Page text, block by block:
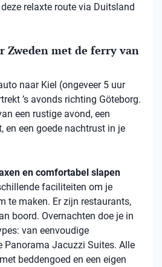
relaxte route via Duitsland
Zweden met de ferry van
naar Kiel (ongeveer 5 uur
’s avonds richting Göteborg.
een rustige avond, een
en een goede nachtrust in je
en comfortabel slapen
faciliteiten om je
te maken. Er zijn restaurants,
boord. Overnachten doe je in
: van eenvoudige
Panorama Jacuzzi Suites. Alle
beddengoed en een eigen